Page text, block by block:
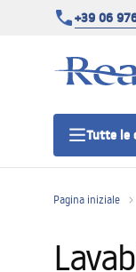
+39 06
Tutte le
Porte
Pagina iniziale